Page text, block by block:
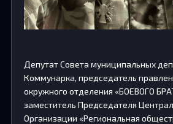
Депутат Совета муниципальных
Коммунарка, председатель
окружного отделения «БОЕВОГО
заместитель Председателя
Организации «Региональная